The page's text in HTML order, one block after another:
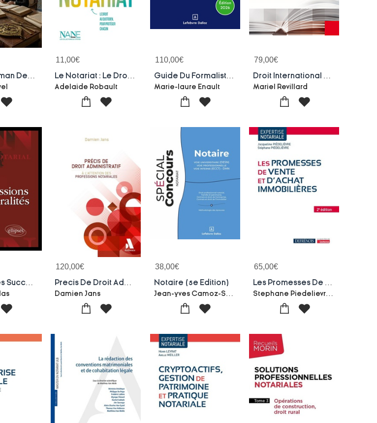
11,00€
Adelaide Robault
110,00€
Marie-laure Enault
79,00€
Mariel Revillard
Fiscalite Des Successions Et Des Liberalites
120,00€
Damien Jans
38,00€
Notaire (5e Edition)
65,00€